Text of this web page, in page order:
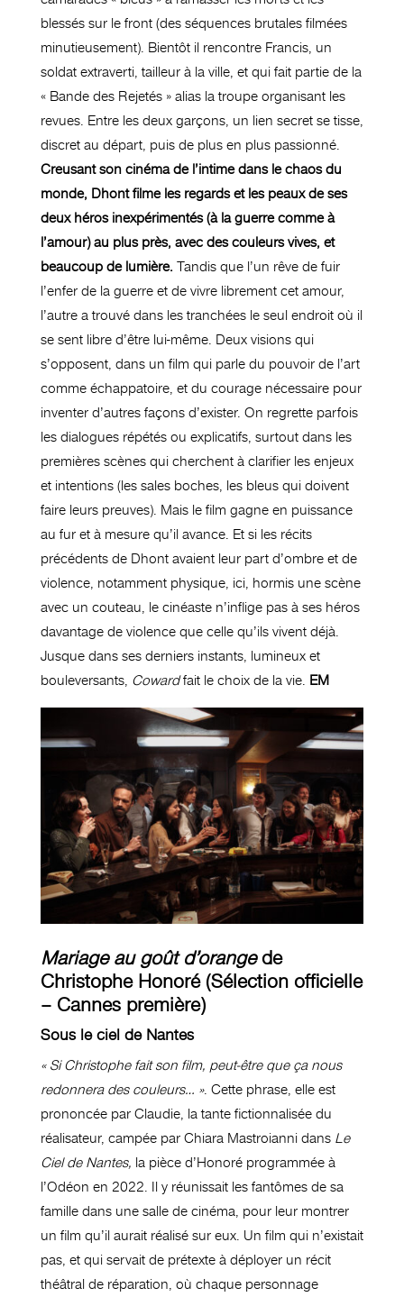
blessés sur le front (des séquences brutales filmées
minutieusement). Bientôt il rencontre Francis, un
soldat extraverti, tailleur à la ville, et qui fait partie de la
« Bande des Rejetés » alias la troupe organisant les
revues. Entre les deux garçons, un lien secret se tisse,
discret au départ, puis de plus en plus passionné.
Creusant son cinéma de l’intime dans le chaos du
monde, Dhont filme les regards et les peaux de ses
deux héros inexpérimentés (à la guerre comme à
l’amour) au plus près, avec des couleurs vives, et
beaucoup de lumière. Tandis que l’un rêve de fuir
l’enfer de la guerre et de vivre librement cet amour,
l’autre a trouvé dans les tranchées le seul endroit où il
se sent libre d’être lui-même. Deux visions qui
s’opposent, dans un film qui parle du pouvoir de l’art
comme échappatoire, et du courage nécessaire pour
inventer d’autres façons d’exister. On regrette parfois
les dialogues répétés ou explicatifs, surtout dans les
premières scènes qui cherchent à clarifier les enjeux
et intentions (les sales boches, les bleus qui doivent
faire leurs preuves). Mais le film gagne en puissance
au fur et à mesure qu’il avance. Et si les récits
précédents de Dhont avaient leur part d’ombre et de
violence, notamment physique, ici, hormis une scène
avec un couteau, le cinéaste n’inflige pas à ses héros
davantage de violence que celle qu’ils vivent déjà.
Jusque dans ses derniers instants, lumineux et
bouleversants, Cowardfait le choix de la vie. EM
Mariage au goût d’orangede
Christophe Honoré (Sélection officielle
– Cannes première)
Sous le ciel de Nantes
« Si Christophe fait son film, peut-être que ça nous
redonnera des couleurs… ». Cette phrase, elle est
prononcée par Claudie, la tante fictionnalisée du
réalisateur, campée par Chiara Mastroianni dans Le
Ciel de Nantes, la pièce d’Honoré programmée à
l’Odéon en 2022. Il y réunissait les fantômes de sa
famille dans une salle de cinéma, pour leur montrer
un film qu’il aurait réalisé sur eux. Un film qui n’existait
pas, et qui servait de prétexte à déployer un récit
théâtral de réparation, où chaque personnage